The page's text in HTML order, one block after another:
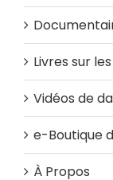
Livres sur
Vidéos de
e-Boutique
À Propos